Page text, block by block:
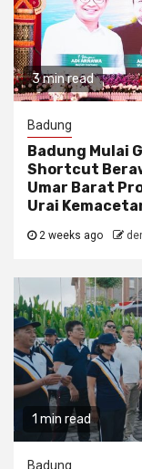
3 min read
Badung
Badung Mulai
Shortcut
Umar Barat
Urai
2 weeks ago
1 min read
Badung